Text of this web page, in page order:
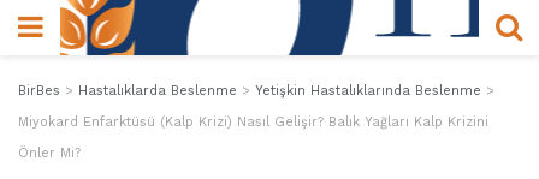
BirBes > Hastalıklarda Beslenme > Yetişkin Hastalıklarında Beslenme >
Miyokard Enfarktüsü (Kalp Krizi) Nasıl Gelişir? Balık Yağları Kalp Krizini
Önler Mi?